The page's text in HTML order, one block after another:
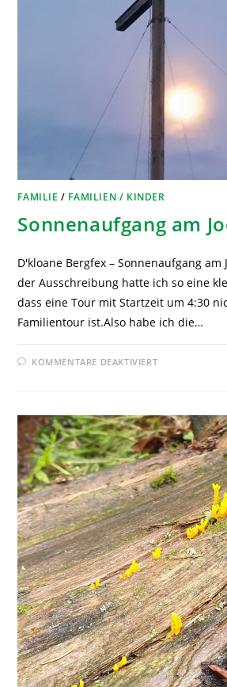
FAMILIE / FAMILIEN / KINDER
Sonnenaufgang am
D'kloane Bergfex – Sonnenaufgang am
der Ausschreibung hatte ich so eine
dass eine Tour mit Startzeit um 4:30
Familientour ist.Also habe ich die…
KOMMENTARE DEAKTIVIERT